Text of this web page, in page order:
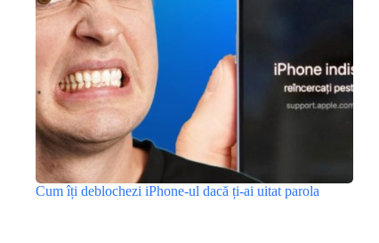
Cum îți deblochezi iPhone-ul dacă ți-ai uitat parola